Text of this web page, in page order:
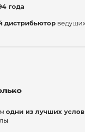
года
дистрибьютор
одни из лучших